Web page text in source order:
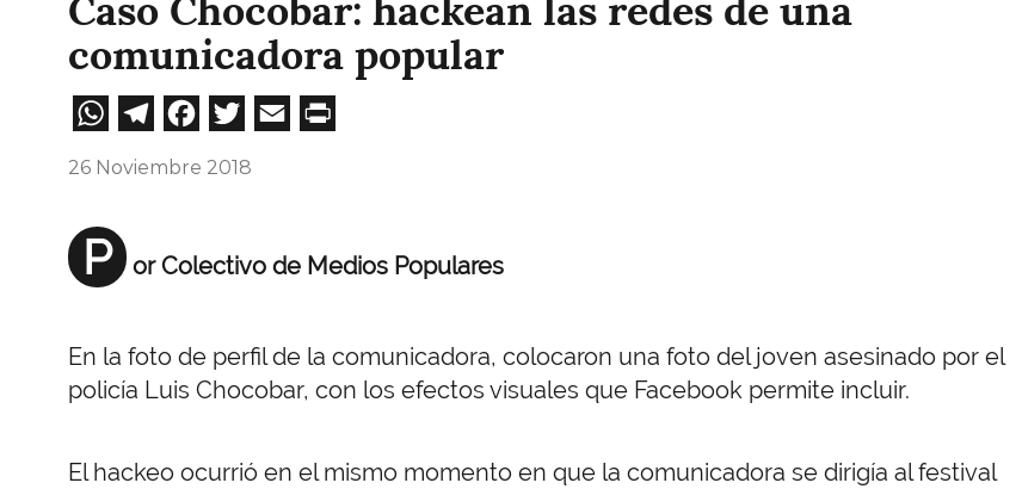
Caso Chocobar: hackean las redes de una
comunicadora popular
WhatsApp
Telegram
Facebook
Twitter
Email
26 Noviembre 2018
P or Colectivo de Medios Populares
En la foto de perfil de la comunicadora, colocaron una foto del joven asesinado por el
policía Luis Chocobar, con los efectos visuales que Facebook permite incluir.
El hackeo ocurrió en el mismo momento en que la comunicadora se dirigía al festival